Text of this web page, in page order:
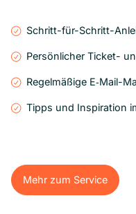
Schritt-für-Schritt-
Persönlicher Ticket-
Regelmäßige E‑Mail-
Tipps und Inspiration
Mehr zum Service
Mehr zum Service